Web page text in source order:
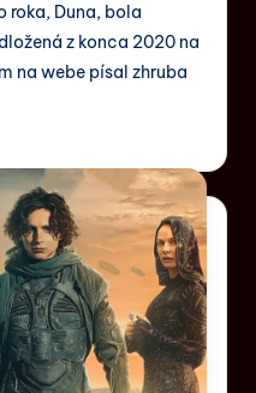
roka, Duna, bola
z konca 2020 na
na webe písal zhruba